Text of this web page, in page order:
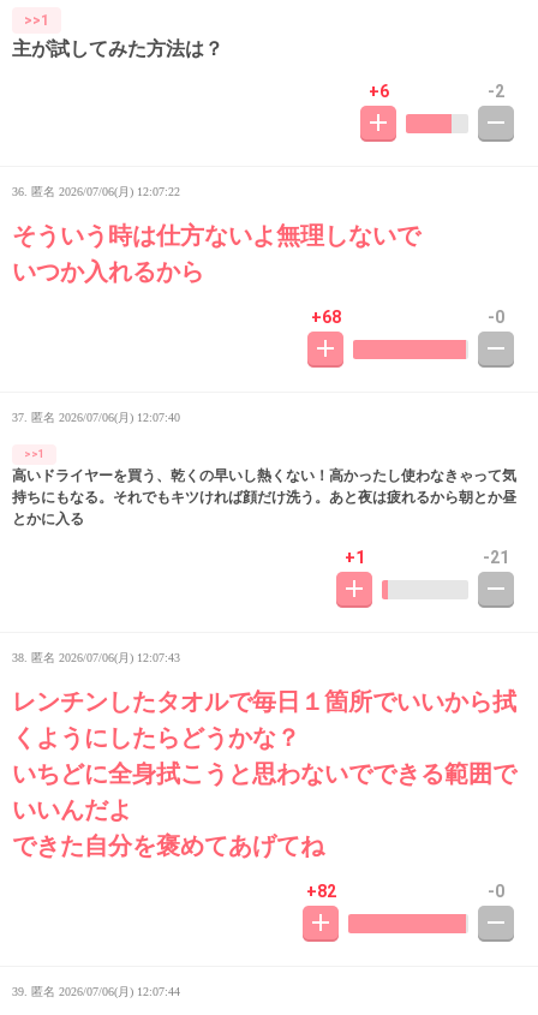
>>1
主が試してみた方法は？
+6 -2
36. 匿名 2026/07/06(月) 12:07:22
そういう時は仕方ないよ無理しないで
いつか入れるから
+68 -0
37. 匿名 2026/07/06(月) 12:07:40
>>1
高いドライヤーを買う、乾くの早いし熱くない！高かったし使わなきゃって気
持ちにもなる。それでもキツければ顔だけ洗う。あと夜は疲れるから朝とか昼
とかに入る
+1 -21
38. 匿名 2026/07/06(月) 12:07:43
レンチンしたタオルで毎日１箇所でいいから拭
くようにしたらどうかな？
いちどに全身拭こうと思わないでできる範囲で
いいんだよ
できた自分を褒めてあげてね
+82 -0
39. 匿名 2026/07/06(月) 12:07:44